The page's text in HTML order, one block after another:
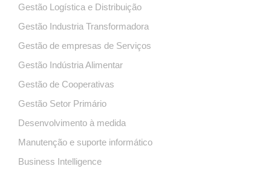
Gestão Logística e Distribuição
Gestão Industria Transformadora
Gestão de empresas de Serviços
Gestão Indústria Alimentar
Gestão de Cooperativas
Gestão Setor Primário
Desenvolvimento à medida
Manutenção e suporte informático
Business Intelligence